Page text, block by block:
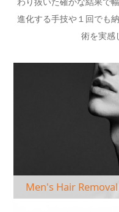
進化する手技や１回でも
術を実感
Men's Hair